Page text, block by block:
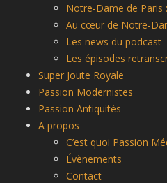
Notre-Dame de Paris
Au cœur de Notre-
Les news du podcast
Les épisodes
Super Joute Royale
Passion Modernistes
Passion Antiquités
A propos
C’est quoi Passion
Évènements
Contact